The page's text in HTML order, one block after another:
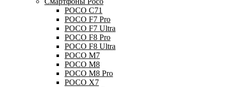
POCO C71
POCO F7 Pro
POCO F7 Ultra
POCO F8 Pro
POCO F8 Ultra
POCO M7
POCO M8
POCO M8 Pro
POCO X7